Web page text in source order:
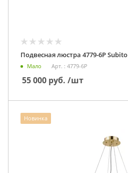
Подвесная люстра 4779-6P Subito
Мало Арт. : 4779-6P
55 000 руб. /шт
Новинка